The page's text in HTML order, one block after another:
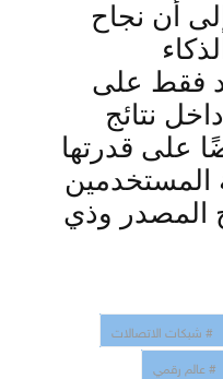
أن نجاح
فقط على
نتائج
على قدرتها
المستخدمين
المصدر وذي
# شبكات الاتصالات
# عالم رقمي